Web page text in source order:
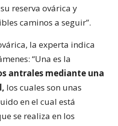
reserva ovárica y
caminos a seguir”.
la experta indica
“Una es la
antrales mediante una
los cuales son unas
en el cual está
se realiza en los